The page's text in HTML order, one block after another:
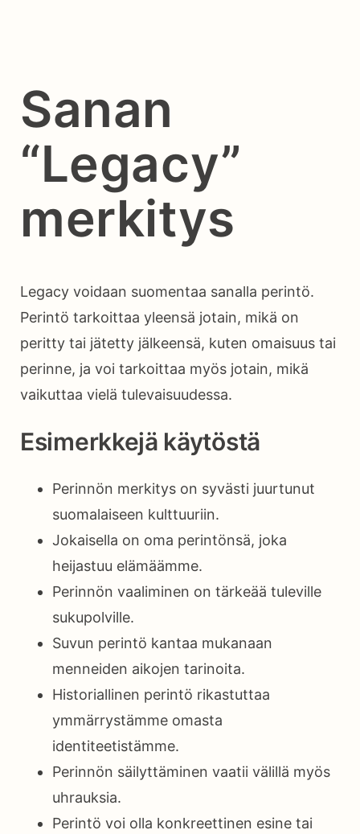
Sanan
“Legacy”
merkitys
Legacy voidaan suomentaa sanalla perintö.
Perintö tarkoittaa yleensä jotain, mikä on
peritty tai jätetty jälkeensä, kuten omaisuus tai
perinne, ja voi tarkoittaa myös jotain, mikä
vaikuttaa vielä tulevaisuudessa.
Esimerkkejä käytöstä
Perinnön merkitys on syvästi juurtunut
suomalaiseen kulttuuriin.
Jokaisella on oma perintönsä, joka
heijastuu elämäämme.
Perinnön vaaliminen on tärkeää tuleville
sukupolville.
Suvun perintö kantaa mukanaan
menneiden aikojen tarinoita.
Historiallinen perintö rikastuttaa
ymmärrystämme omasta
identiteetistämme.
Perinnön säilyttäminen vaatii välillä myös
uhrauksia.
Perintö voi olla konkreettinen esine tai